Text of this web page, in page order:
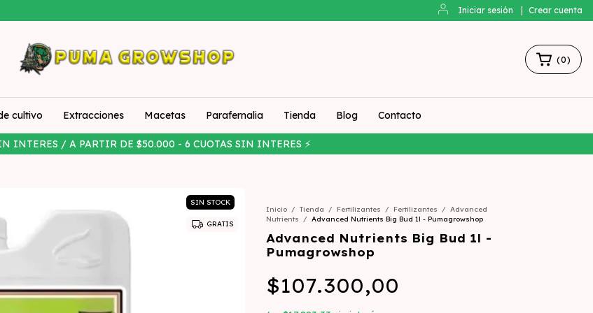
Iniciar sesión Crear cuenta
INTERES / A PARTIR DE $50.000 - 6 CUOTAS SIN INTERES ⚡
(0)
cultivo Extracciones Macetas Parafernalia Tienda Blog Contacto
SIN STOCK
GRATIS
Inicio / Tienda / Fertilizantes / Fertilizantes / Advanced
Nutrients
/ Advanced Nutrients Big Bud 1l - Pumagrowshop
Advanced Nutrients Big Bud 1l -
Pumagrowshop
$107.300,00